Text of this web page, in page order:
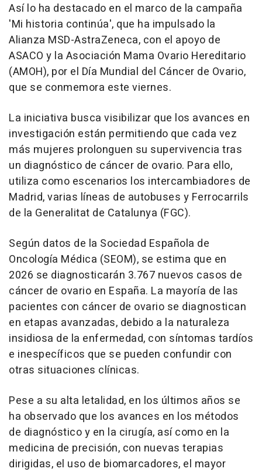
Así lo ha destacado en el marco de la campaña
'Mi historia continúa', que ha impulsado la
Alianza MSD-AstraZeneca, con el apoyo de
ASACO y la Asociación Mama Ovario Hereditario
(AMOH), por el Día Mundial del Cáncer de Ovario,
que se conmemora este viernes.
La iniciativa busca visibilizar que los avances en
investigación están permitiendo que cada vez
más mujeres prolonguen su supervivencia tras
un diagnóstico de cáncer de ovario. Para ello,
utiliza como escenarios los intercambiadores de
Madrid, varias líneas de autobuses y Ferrocarrils
de la Generalitat de Catalunya (FGC).
Según datos de la Sociedad Española de
Oncología Médica (SEOM), se estima que en
2026 se diagnosticarán 3.767 nuevos casos de
cáncer de ovario en España. La mayoría de las
pacientes con cáncer de ovario se diagnostican
en etapas avanzadas, debido a la naturaleza
insidiosa de la enfermedad, con síntomas tardíos
e inespecíficos que se pueden confundir con
otras situaciones clínicas.
Pese a su alta letalidad, en los últimos años se
ha observado que los avances en los métodos
de diagnóstico y en la cirugía, así como en la
medicina de precisión, con nuevas terapias
dirigidas, el uso de biomarcadores, el mayor